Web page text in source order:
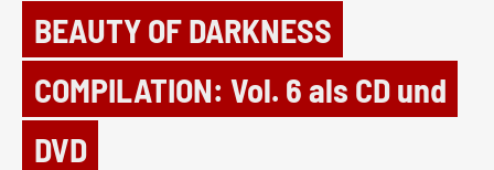
BEAUTY OF DARKNESS
COMPILATION: Vol. 6 als CD und
DVD